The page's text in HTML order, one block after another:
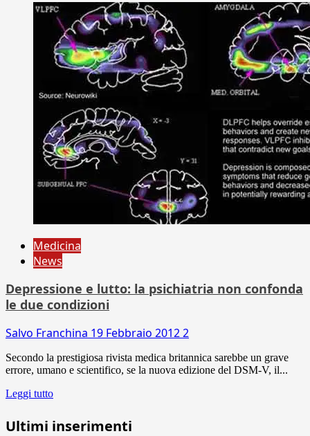
Medicina
News
Depressione e lutto: la psichiatria non confonda
le due condizioni
Salvo Franchina 19 Febbraio 20122
Secondo la prestigiosa rivista medica britannica sarebbe un grave
errore, umano e scientifico, se la nuova edizione del DSM-V, il...
Leggi tutto
Ultimi inserimenti